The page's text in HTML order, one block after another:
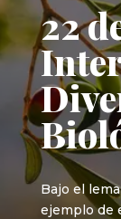
22
Bajo el
ejemplo de